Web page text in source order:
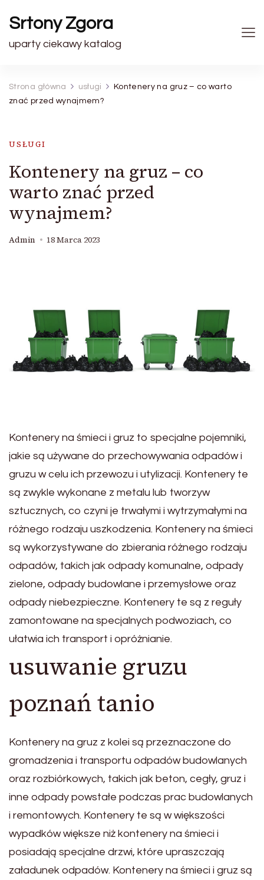
Srtony Zgora
uparty ciekawy katalog
Strona główna usługi
Kontenery na gruz – co warto
znać przed wynajmem?
USŁUGI
Kontenery na gruz – co
warto znać przed
wynajmem?
Admin 18 Marca 2023
Kontenery na śmieci i gruz to specjalne pojemniki,
jakie są używane do przechowywania odpadów i
gruzu w celu ich przewozu i utylizacji. Kontenery te
są zwykle wykonane z metalu lub tworzyw
sztucznych, co czyni je trwałymi i wytrzymałymi na
różnego rodzaju uszkodzenia. Kontenery na śmieci
są wykorzystywane do zbierania różnego rodzaju
odpadów, takich jak odpady komunalne, odpady
zielone, odpady budowlane i przemysłowe oraz
odpady niebezpieczne. Kontenery te są z reguły
zamontowane na specjalnych podwoziach, co
ułatwia ich transport i opróżnianie.
usuwanie gruzu
poznań tanio
Kontenery na gruz z kolei są przeznaczone do
gromadzenia i transportu odpadów budowlanych
oraz rozbiórkowych, takich jak beton, cegły, gruz i
inne odpady powstałe podczas prac budowlanych
i remontowych. Kontenery te są w większości
wypadków większe niż kontenery na śmieci i
posiadają specjalne drzwi, które upraszczają
załadunek odpadów. Kontenery na śmieci i gruz są